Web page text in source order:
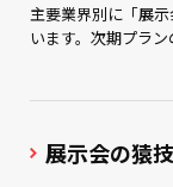
主要業界別に「展
います。次期プラン
展示会の猿技